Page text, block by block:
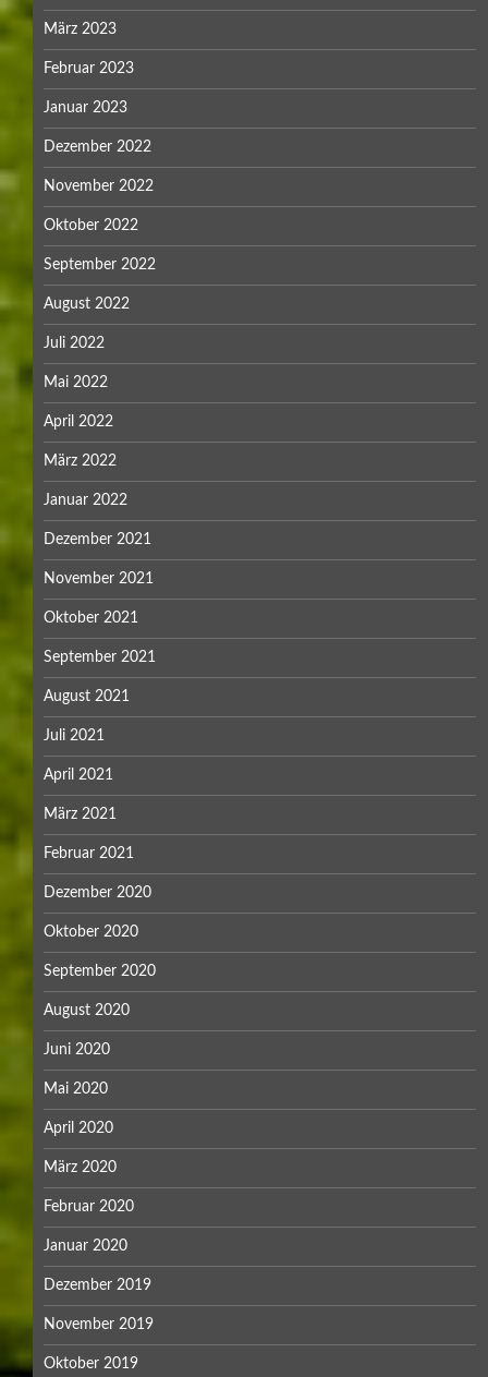
März 2023
Februar 2023
Januar 2023
Dezember 2022
November 2022
Oktober 2022
September 2022
August 2022
Juli 2022
Mai 2022
April 2022
März 2022
Januar 2022
Dezember 2021
November 2021
Oktober 2021
September 2021
August 2021
Juli 2021
April 2021
März 2021
Februar 2021
Dezember 2020
Oktober 2020
September 2020
August 2020
Juni 2020
Mai 2020
April 2020
März 2020
Februar 2020
Januar 2020
Dezember 2019
November 2019
Oktober 2019